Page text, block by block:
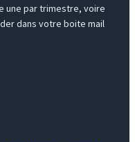
une par trimestre, voire
dans votre boite mail